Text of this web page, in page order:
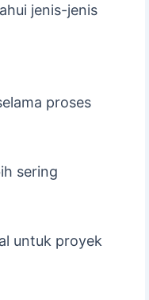
jenis-jenis
proses
sering
untuk proyek